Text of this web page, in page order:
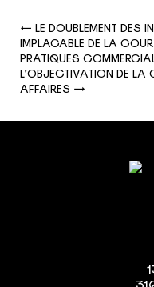
← LE DOUBLEMENT DES
IMPLACABLE DE LA
PRATIQUES
L’OBJECTIVATION DE LA
AFFAIRES →